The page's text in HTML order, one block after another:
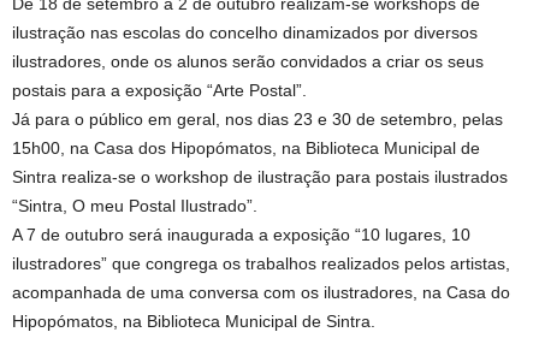
ilustração nas escolas do concelho dinamizados por diversos
ilustradores, onde os alunos serão convidados a criar os seus
postais para a exposição “Arte Postal”.
Já para o público em geral, nos dias 23 e 30 de setembro, pelas
15h00, na Casa dos Hipopómatos, na Biblioteca Municipal de
Sintra realiza-se o workshop de ilustração para postais ilustrados
“Sintra, O meu Postal Ilustrado”.
A 7 de outubro será inaugurada a exposição “10 lugares, 10
ilustradores” que congrega os trabalhos realizados pelos artistas,
acompanhada de uma conversa com os ilustradores, na Casa do
Hipopómatos, na Biblioteca Municipal de Sintra.